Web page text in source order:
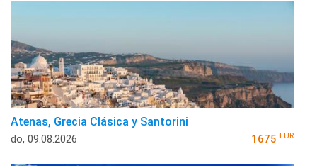
Atenas, Grecia Clásica y Santorini
do, 09.08.2026 1675 EUR